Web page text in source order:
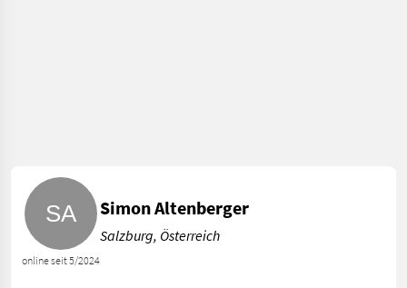
online seit 5/2024
Simon Altenberger
Salzburg, Österreich